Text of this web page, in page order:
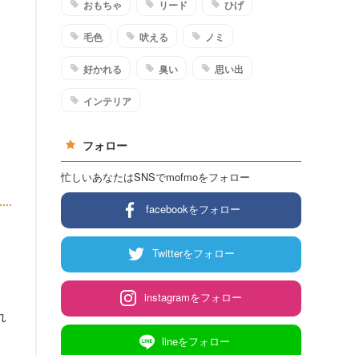
おもちゃ リード ひげ
毛色 吠える ノミ
好かれる 臭い 思い出
インテリア
フォロー
忙しいあなたはSNSでmofmoをフォロー
facebookをフォロー
Twitterをフォロー
instagramをフォロー
lineをフォロー